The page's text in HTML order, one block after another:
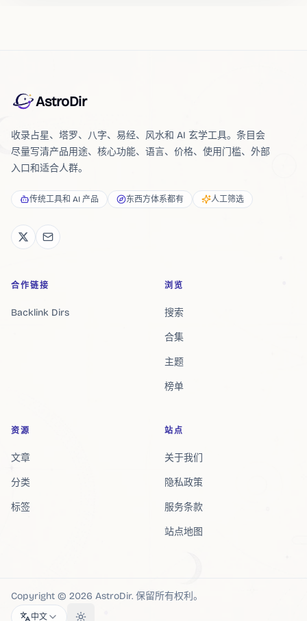
AstroDir
收录占星、塔罗、八字、易经、风水和 AI 玄学工具。条目会
尽量写清产品用途、核心功能、语言、价格、使用门槛、外部
入口和适合人群。
传统工具和 AI 产品 东西方体系都有 人工筛选
合作链接
Backlink Dirs
浏览
搜索
合集
主题
榜单
资源
文章
分类
标签
站点
关于我们
隐私政策
服务条款
站点地图
Copyright © 2026 AstroDir. 保留所有权利。
中文